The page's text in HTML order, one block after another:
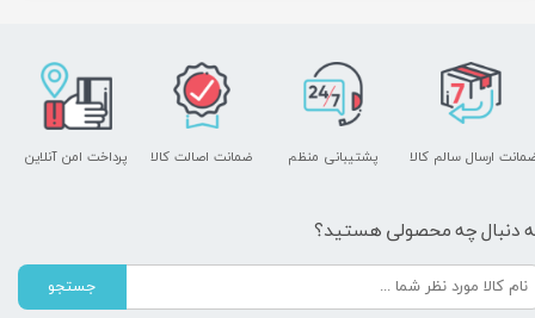
پشتیبانی منظم پرداخت امن آنلاین ارسال سالم کالا ضمانت اصالت کالا
دنبال چه محصولی هستید؟
جستجو